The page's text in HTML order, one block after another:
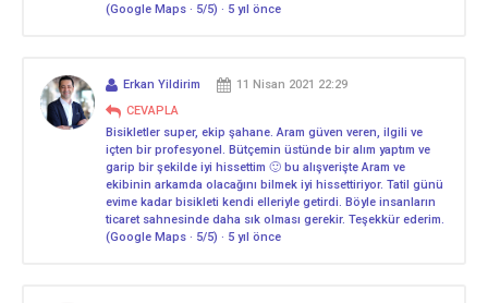
(Google Maps · 5/5) · 5 yıl önce
Erkan Yildirim
11 Nisan 2021 22:29
CEVAPLA
Bisikletler super, ekip şahane. Aram güven veren, ilgili ve
içten bir profesyonel. Bütçemin üstünde bir alım yaptım ve
garip bir şekilde iyi hissettim 🙂 bu alışverişte Aram ve
ekibinin arkamda olacağını bilmek iyi hissettiriyor. Tatil günü
evime kadar bisikleti kendi elleriyle getirdi. Böyle insanların
ticaret sahnesinde daha sık olması gerekir. Teşekkür ederim.
(Google Maps · 5/5) · 5 yıl önce